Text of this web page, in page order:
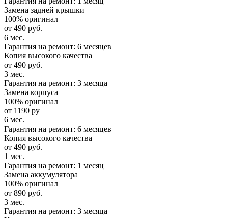
Замена задней крышки
100% оригинал
от 490 руб.
6 мес.
Гарантия на ремонт: 6 месяцев
Копия высокого качества
от 490 руб.
3 мес.
Гарантия на ремонт: 3 месяца
Замена корпуса
100% оригинал
от 1190 ру
6 мес.
Гарантия на ремонт: 6 месяцев
Копия высокого качества
от 490 руб.
1 мес.
Гарантия на ремонт: 1 месяц
Замена аккумулятора
100% оригинал
от 890 руб.
3 мес.
Гарантия на ремонт: 3 месяца